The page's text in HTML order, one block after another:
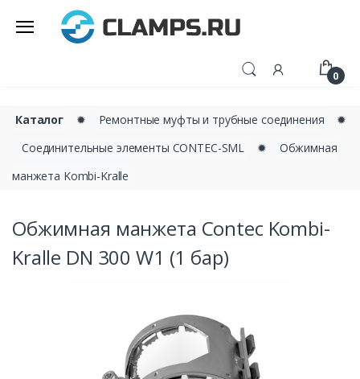
0
Каталог ✹ Ремонтные муфты и трубные соединения
✹
Соединительные элементы CONTEC-SML
✹
Обжимная
манжета Kombi-Kralle
Обжимная манжета Contec Kombi-
Kralle DN 300 W1 (1 бар)